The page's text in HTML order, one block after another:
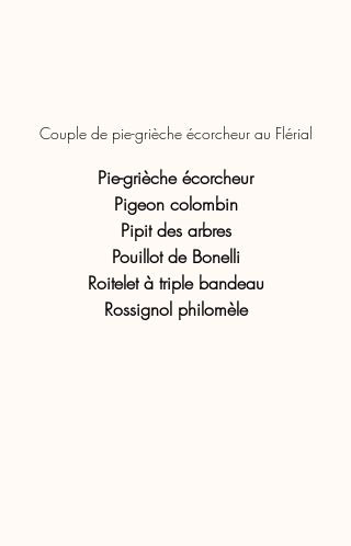
Couple de pie-grièche écorcheur au Flérial
Pie-grièche écorcheur
Pigeon colombin
Pipit des arbres
Pouillot de Bonelli
Roitelet à triple bandeau
Rossignol philomèle